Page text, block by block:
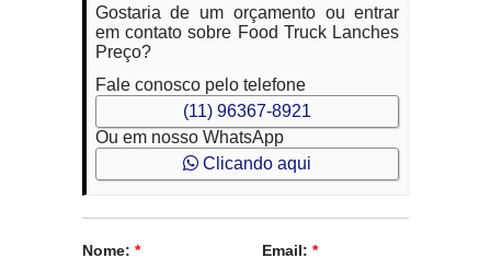
Gostaria de um orçamento ou entrar
em contato sobre Food Truck Lanches
Preço?
Fale conosco pelo telefone
(11) 96367-8921
Ou em nosso WhatsApp
Clicando aqui
Nome: * Email: *